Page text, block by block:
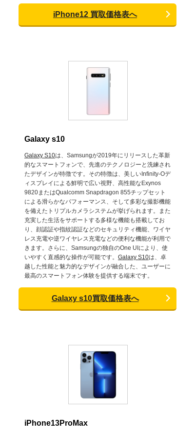
iPhone12 買取価格表へ
Galaxy s10
Galaxy S10は、Samsungが2019年にリリースした革新
的なスマートフォンで、先進のテクノロジーと洗練され
たデザインが特徴です。その特徴は、美しいInfinity-Oデ
ィスプレイによる鮮明で広い視野、高性能なExynos
9820またはQualcomm Snapdragon 855チップセット
による滑らかなパフォーマンス、そして多彩な撮影機能
を備えたトリプルカメラシステムが挙げられます。また
充実した生活をサポートする多様な機能も搭載してお
り、顔認証や指紋認証などのセキュリティ機能、ワイヤ
レス充電や逆ワイヤレス充電などの便利な機能が利用で
きます。さらに、Samsungの独自のOne UIにより、使
いやすく直感的な操作が可能です。 Galaxy S10は、卓
越した性能と魅力的なデザインが融合した、ユーザーに
最高のスマートフォン体験を提供する端末です。
Galaxy s10買取価格表へ
iPhone13ProMax